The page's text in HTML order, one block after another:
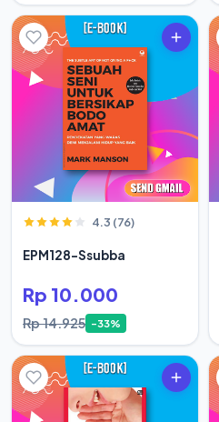
4.3 (76)
EPM128-Ssubba
Rp 10.000
Rp 14.925 -33%